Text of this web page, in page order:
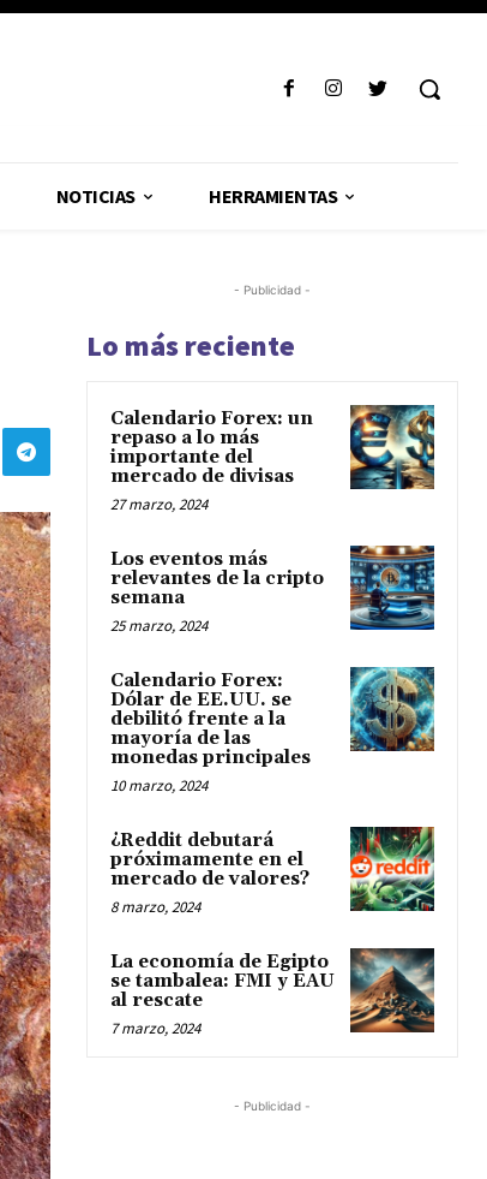
NOTICIAS HERRAMIENTAS
- Publicidad -
Lo más reciente
Calendario Forex: un
repaso a lo más
importante del
mercado de divisas
27 marzo, 2024
Los eventos más
relevantes de la cripto
semana
25 marzo, 2024
Calendario Forex:
Dólar de EE.UU. se
debilitó frente a la
mayoría de las
monedas principales
10 marzo, 2024
¿Reddit debutará
próximamente en el
mercado de valores?
8 marzo, 2024
La economía de Egipto
se tambalea: FMI y EAU
al rescate
7 marzo, 2024
- Publicidad -